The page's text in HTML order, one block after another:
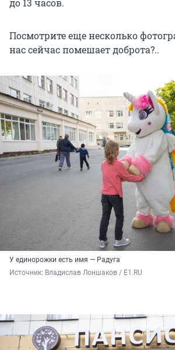
Посмотрите еще несколько
нас сейчас помешает доброта?..
У единорожки есть имя — Радуга
Источник: Владислав Лоншаков / E1.RU